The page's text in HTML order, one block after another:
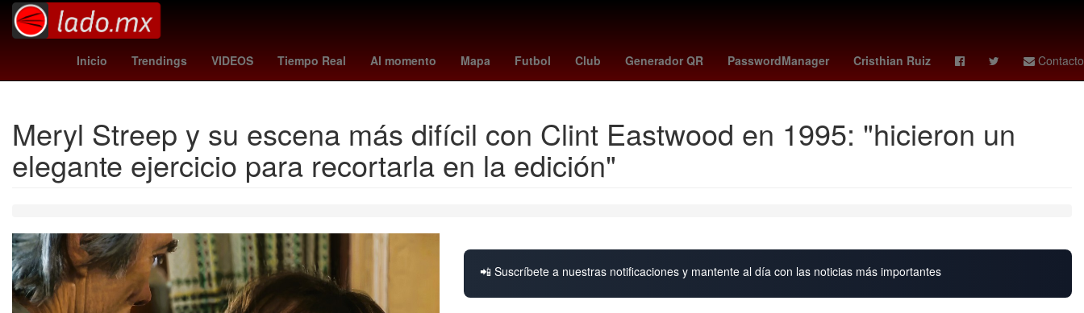
Inicio Trendings VIDEOS Tiempo Real Al momento Mapa Futbol Club Generador QR PasswordManager Cristhian Ruiz Contacto
Aguascalientes Brasil Gobierno Pago Hugo Lloris HBO Dólar estadounidense Perú Puebla de Zaragoza Senador
Meryl Streep y su escena más difícil con Clint Eastwood en 1995: "hicieron un
elegante ejercicio para recortarla en la edición"
📲 Suscríbete a nuestras notificaciones y mantente al día con las noticias más importantes